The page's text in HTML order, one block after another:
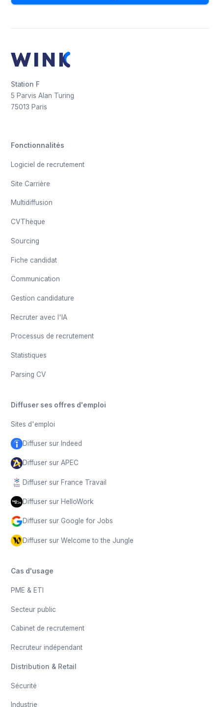
Station F
5 Parvis Alan Turing
75013 Paris
Fonctionnalités
Logiciel de recrutement
Site Carrière
Multidiffusion
CVThèque
Sourcing
Fiche candidat
Communication
Gestion candidature
Recruter avec l'IA
Processus de recrutement
Statistiques
Parsing CV
Diffuser ses offres d'emploi
Sites d'emploi
Diffuser sur Indeed
Diffuser sur APEC
Diffuser sur France Travail
Diffuser sur HelloWork
Diffuser sur Google for Jobs
Diffuser sur Welcome to the Jungle
Cas d'usage
PME & ETI
Secteur public
Cabinet de recrutement
Recruteur indépendant
Distribution & Retail
Sécurité
Industrie